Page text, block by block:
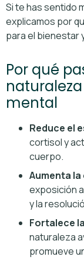
Si te has sentido
explicamos por
para el bienestar
Por qué
mental
Reduce el
cortisol y
cuerpo.
Aumenta
exposición
y la
Fortalece
naturaleza
promueve